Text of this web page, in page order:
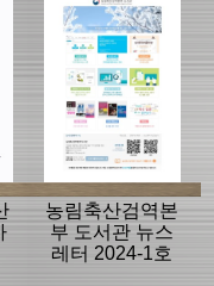
농림축산검역본
부 도서관 뉴스
레터 2024-1호